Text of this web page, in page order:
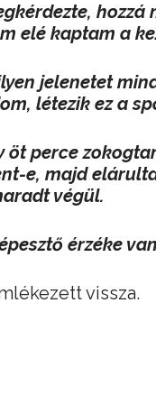
elé kaptam a
jelenetet
létezik ez a
öt perce
e, majd
végül.
érzéke
vissza.